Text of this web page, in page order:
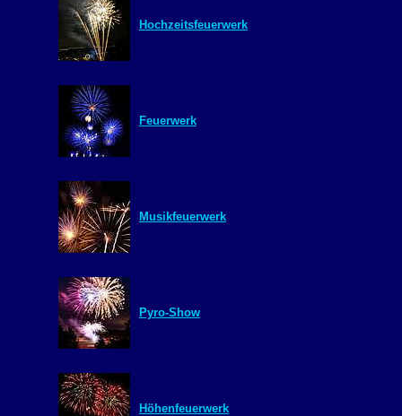
Hochzeitsfeuerwerk
Feuerwerk
Musikfeuerwerk
Pyro-Show
Höhenfeuerwerk